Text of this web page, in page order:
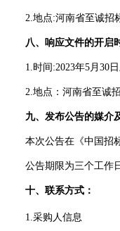
2.地点:河南省至诚招
八、响应文件的开启
1.时间:2023年5月 30 日
2.地点：河南省至诚
九、发布公告的媒介
本次公告在 《中国
公告期限为三个工作
十、联系方式：
1.采购人信息